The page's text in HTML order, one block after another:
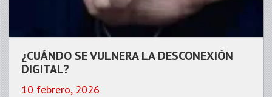
¿CUÁNDO SE VULNERA LA DESCONEXIÓN
DIGITAL?
10 febrero, 2026